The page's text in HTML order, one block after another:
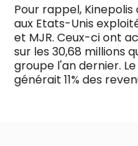
Pour rappel,
aux Etats-Unis
et MJR. Ceux-ci ont
sur les 30,68 millions
groupe l'an dernier.
générait 11% des